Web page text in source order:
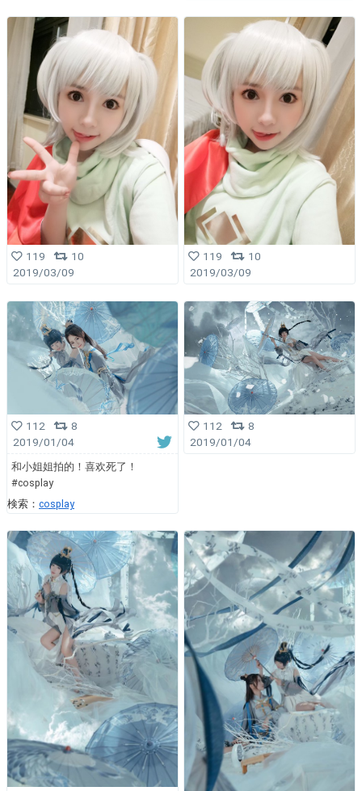
119
10
2019/03/09
119
10
2019/03/09
112
8
2019/01/04
和小姐姐拍的！喜欢死了！
#cosplay
検索： cosplay
112
8
2019/01/04